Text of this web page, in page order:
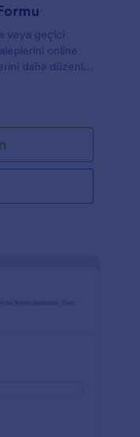
veya geçici
online
daha düzenli